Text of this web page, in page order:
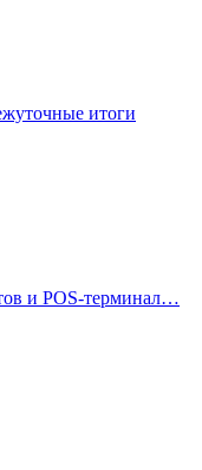
итоги
и POS-терминал…